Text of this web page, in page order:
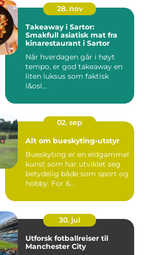
28. nov
Takeaway i Sartor:
Smakfull asiatisk mat fra
kinarestaurant i Sartor
Når hverdagen går i høyt
tempo, er god takeaway en
liten luksus som faktisk
l&osl...
02. sep
Alt om bueskyting-utstyr
Bueskyting er en eldgammel
kunst som har utviklet seg
betydelig både som sport og
hobby. For &...
30. jul
Utforsk fotballreiser til
Manchester City